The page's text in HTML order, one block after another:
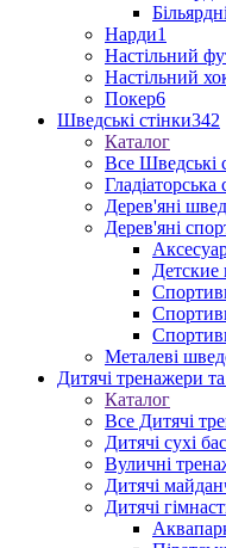
Нарди1
Настільний
Настільний
Покер6
Шведські стінки342
Каталог
Все Шведські
Гладіаторська
Дерев'яні
Дерев'яні
Металеві
Дитячі тренажери
Каталог
Все Дитячі
Дитячі сухі
Вуличні
Дитячі
Дитячі